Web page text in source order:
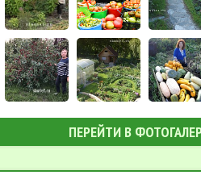
ПЕРЕЙТИ В